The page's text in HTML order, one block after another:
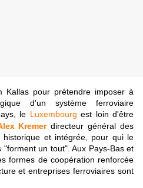
pour prétendre imposer à
d'un système ferroviaire
le Luxembourg est loin d'être
Kremer directeur général des
historique et intégrée, pour qui le
un tout". Aux Pays-Bas et
formes de coopération renforcée
et entreprises ferroviaires sont